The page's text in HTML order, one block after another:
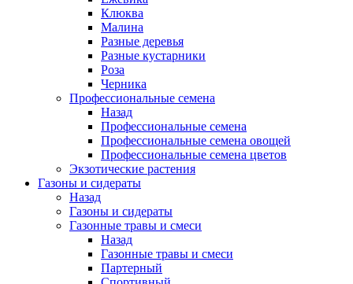
Клюква
Малина
Разные деревья
Разные кустарники
Роза
Черника
Профессиональные семена
Назад
Профессиональные семена
Профессиональные семена овощей
Профессиональные семена цветов
Экзотические растения
Газоны и сидераты
Назад
Газоны и сидераты
Газонные травы и смеси
Назад
Газонные травы и смеси
Партерный